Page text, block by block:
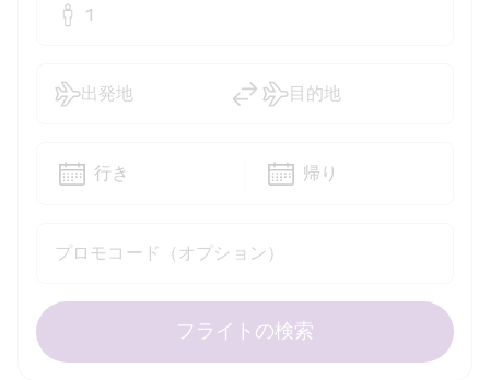
1
プロモコード（オプション）
出発地 目的地
行き 帰り
フライトの検索